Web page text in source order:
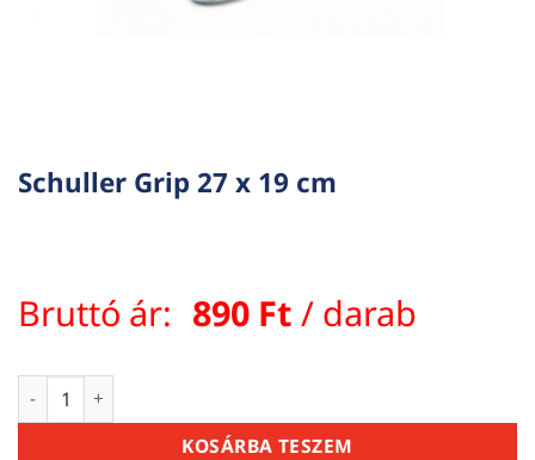
Schuller Grip 27 x 19 cm
Bruttó ár: 890 Ft / darab
Schuller Grip 27 x 19 cm mennyiség
KOSÁRBA TESZEM